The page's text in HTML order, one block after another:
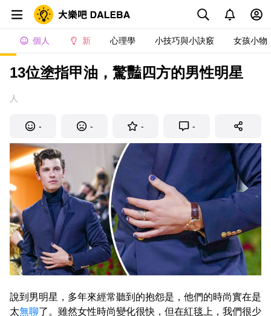
個人 新 心理學 小技巧與小訣竅 女孩小物
13位塗指甲油，驚豔四方的男性明星
人
- - - -
說到男明星，多年來經常聽到的抱怨是，他們的時尚實在是
太無聊了。雖然女性時尚變化很快，但在紅毯上，我們很少